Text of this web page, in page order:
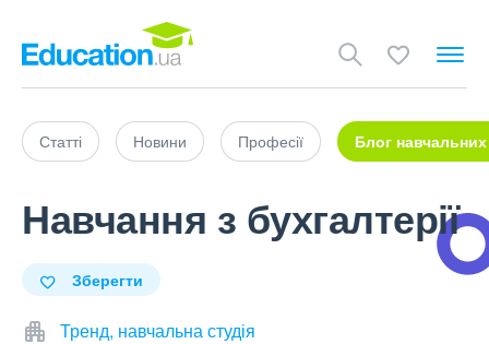
Статті Новини Професії Блог навчальних
Навчання з бухгалтерії
Зберегти
Тренд, навчальна студія